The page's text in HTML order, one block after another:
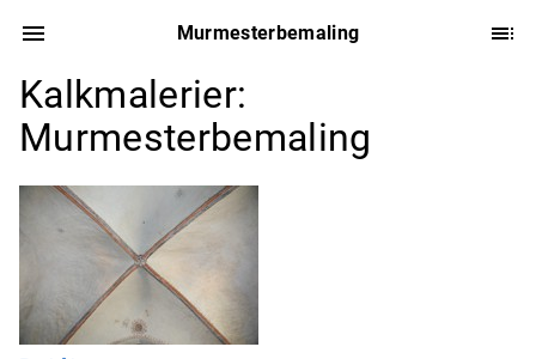
Murmesterbemaling
Kalkmalerier:
Murmesterbemaling